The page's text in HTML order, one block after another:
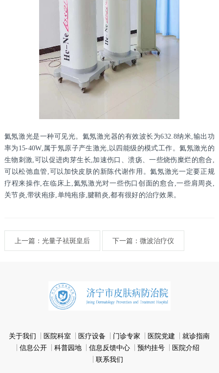
氦氖激光是一种可见光。氦氖激光器的有效波长为632.8纳米,输出功
率为15-40W,属于氖原子产生激光,以四能级的模式工作。氦氖激光的
生物刺激,可以促进肉芽生长,加速伤口、溃疡、一些烧伤糜烂的愈合,
可以松弛血管,可以加快皮肤的新陈代谢作用。氦氖激光一定要正规
疗程来操作,在临床上,氦氖激光对一些伤口创面的愈合,一些肩周炎,
关节炎,带状疱疹,单纯疱疹,腱鞘炎,都有很好的治疗效果。
上一篇：光量子祛斑皇后 下一篇：微波治疗仪
关于我们 医院科室 医疗设备 门诊专家 医院党建
就诊指南
信息公开
科普园地 信息反馈中心 预约挂号
医院介绍
联系我们